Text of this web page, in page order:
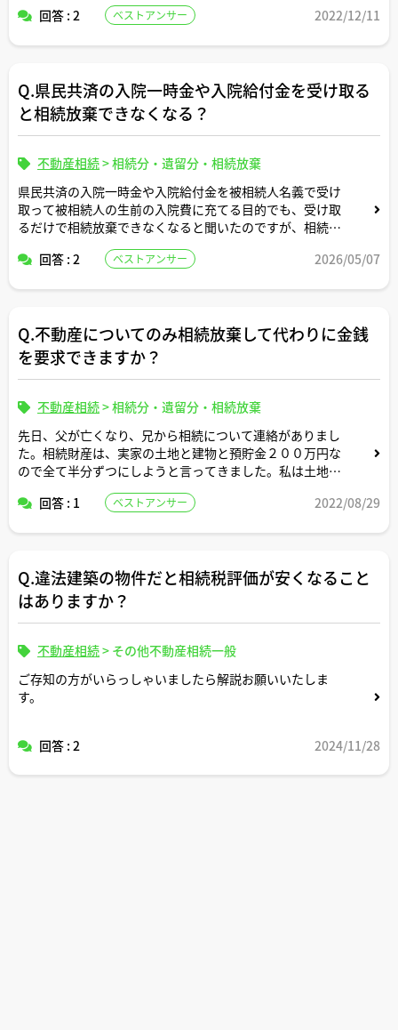
回答 : 2
ベストアンサー 2022/12/11
Q.県民共済の入院一時金や入院給付金を受け取る
と相続放棄できなくなる？
不動産相続>相続分・遺留分・相続放棄
県民共済の入院一時金や入院給付金を被相続人名義で受け
取って被相続人の生前の入院費に充てる目的でも、受け取
るだけで相続放棄できなくなると聞いたのですが、相続放
か？
に該当する行為があったか否かについて誰がそこまで細か
回答 : 2 ベストアンサー 2026/05/07
Q.不動産についてのみ相続放棄して代わりに金銭
を要求できますか？
不動産相続>相続分・遺留分・相続放棄
先日、父が亡くなり、兄から相続について連絡がありまし
た。相続財産は、実家の土地と建物と預貯金２００万円な
ので全て半分ずつにしようと言ってきました。私は土地と
この場合、金銭の要求はできるのでしょうか？
回答 : 1 ベストアンサー 2022/08/29
Q.違法建築の物件だと相続税評価が安くなること
はありますか？
不動産相続> その他不動産相続一般
ご存知の方がいらっしゃいましたら解説お願いいたしま
す。
回答 : 2 2024/11/28